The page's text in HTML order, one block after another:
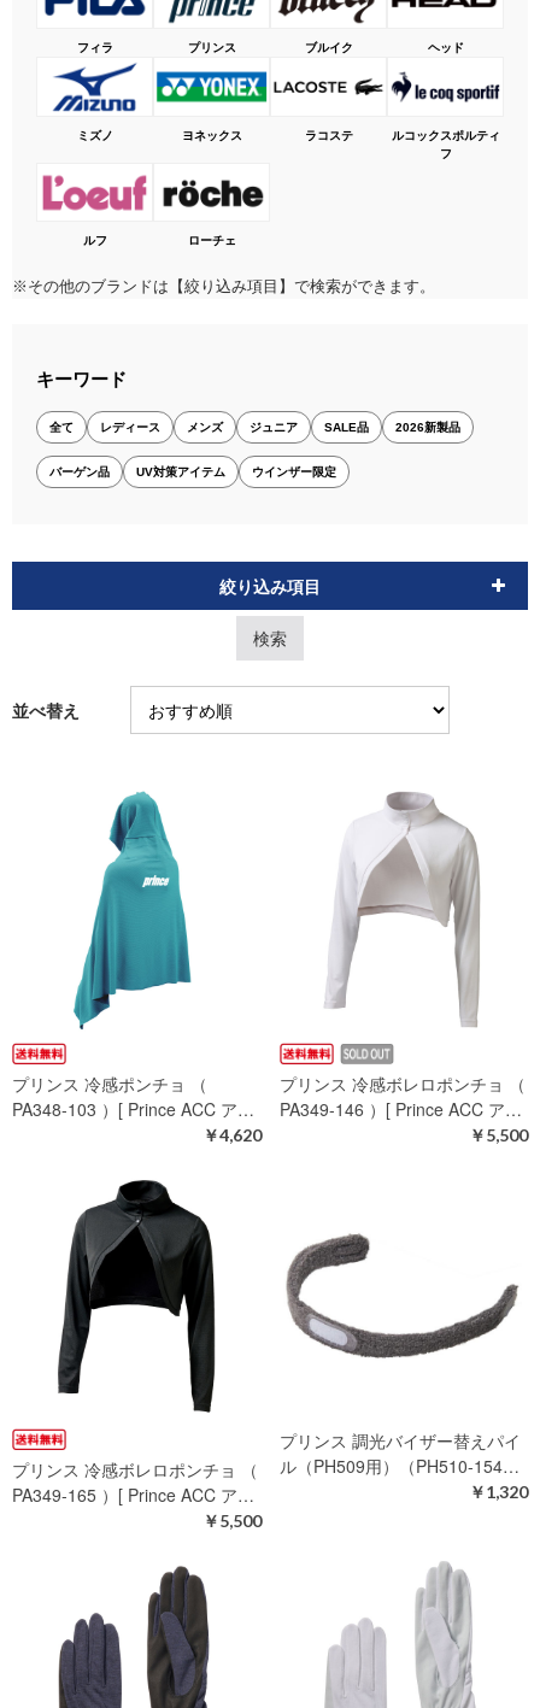
フィラ プリンス ブルイク ヘッド
ミズノ ヨネックス ラコステ
ルコックスポルティ
フ
ルフ ローチェ
※その他のブランドは【絞り込み項目】で検索ができます。
キーワード
全て レディース メンズ ジュニア SALE品 2026新製品
バーゲン品 UV対策アイテム ウインザー限定
絞り込み項目
並べ替え
プリンス 冷感ポンチョ （
PA348-103 ）[ Prince ACC ア…
￥4,620
プリンス 冷感ボレロポンチョ （
PA349-146 ）[ Prince ACC ア…
￥5,500
プリンス 冷感ボレロポンチョ （
PA349-165 ）[ Prince ACC ア…
￥5,500
プリンス 調光バイザー替えパイ
ル（PH509用）（PH510-154…
￥1,320